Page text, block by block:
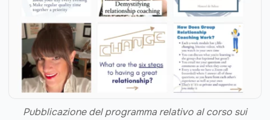
Pubblicazione del programma relativo al corso sui